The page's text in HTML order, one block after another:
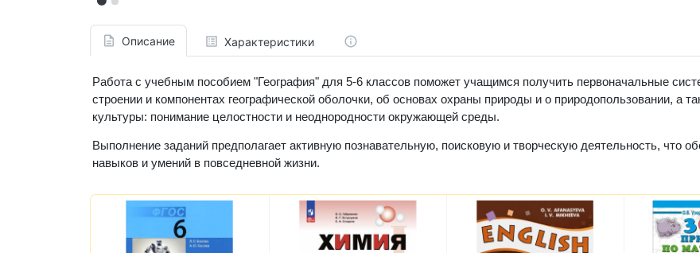
Описание Характеристики
Работа с учебным пособием "География" для 5-6 классов поможет учащимся получить первоначальные
строении и компонентах географической оболочки, об основах охраны природы и о природопользовании, а
культуры: понимание целостности и неоднородности окружающей среды.
Выполнение заданий предполагает активную познавательную, поисковую и творческую деятельность, что
навыков и умений в повседневной жизни.